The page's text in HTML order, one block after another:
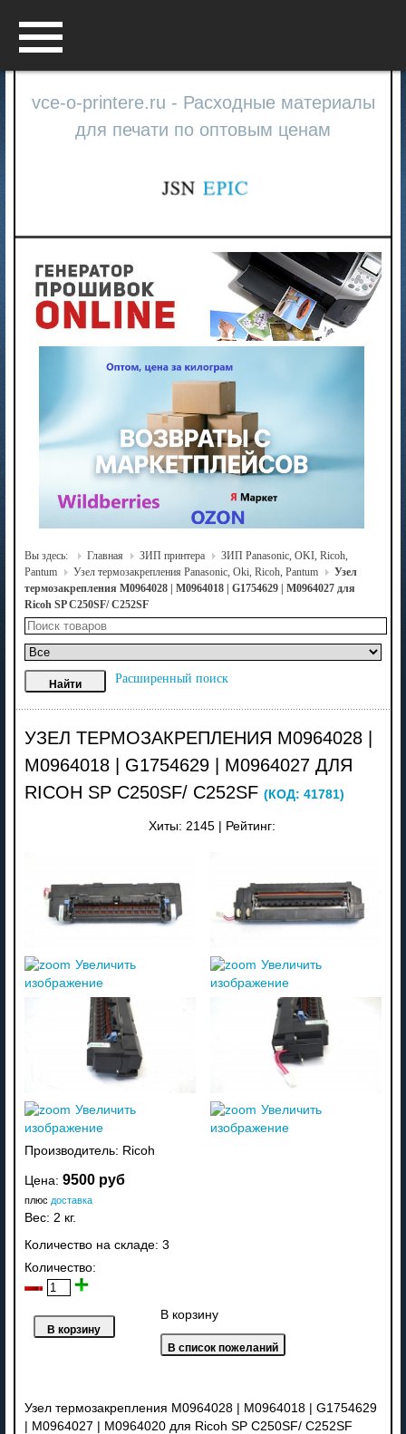
vce-o-printere.ru - Расходные материалы
для печати по оптовым ценам
Вы здесь: Главная ЗИП принтера
ЗИП Panasonic, OKI, Ricoh,
Pantum
Узел термозакрепления Panasonic, Oki, Ricoh, Pantum
Узел
термозакрепления M0964028 | M0964018 | G1754629 | M0964027 для
Ricoh SP C250SF/ C252SF
Расширенный поиск
УЗЕЛ ТЕРМОЗАКРЕПЛЕНИЯ M0964028 |
M0964018 | G1754629 | M0964027 ДЛЯ
RICOH SP C250SF/ C252SF (КОД: 41781)
Хиты: 2145 Рейтинг:
Увеличить
изображение
Увеличить
изображение
Увеличить
изображение
Увеличить
изображение
Производитель: Ricoh
Цена: 9500 руб
плюс доставка
Вес: 2 кг.
Количество на складе: 3
Количество:
В корзину
Узел термозакрепления M0964028 | M0964018 | G1754629
| M0964027 | M0964020для Ricoh SP C250SF/ C252SF